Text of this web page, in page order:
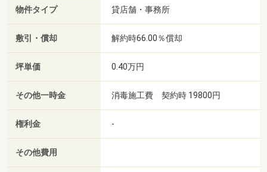
物件タイプ 貸店舗・事務所
敷引・償却 解約時66.00％償却
坪単価 0.40万円
その他一時金 消毒施工費 契約時 19800円
権利金 -
その他費用